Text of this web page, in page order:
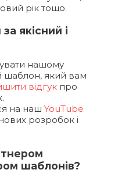
рік тощо.
якісний і
нашому
шаблон, який вам
відгук про
на наш YouTube
розробок і
шаблонів?